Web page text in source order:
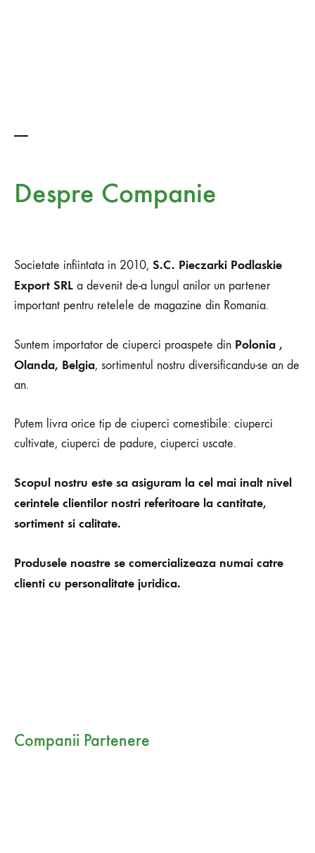
Despre Companie
Societate infiintata in 2010, S.C. Pieczarki Podlaskie
Export SRL a devenit de-a lungul anilor un partener
important pentru retelele de magazine din Romania.
Suntem importator de ciuperci proaspete din Polonia ,
Olanda, Belgia, sortimentul nostru diversificandu-se an de
an.
Putem livra orice tip de ciuperci comestibile: ciuperci
cultivate, ciuperci de padure, ciuperci uscate.
Scopul nostru este sa asiguram la cel mai inalt nivel
cerintele clientilor nostri referitoare la cantitate,
sortiment si calitate.
Produsele noastre se comercializeaza numai catre
clienti cu personalitate juridica.
Companii Partenere